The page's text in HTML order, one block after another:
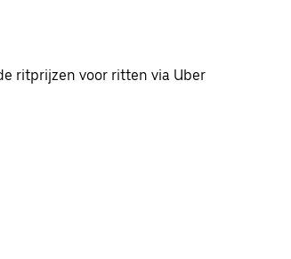
ritprijzen voor ritten via Uber